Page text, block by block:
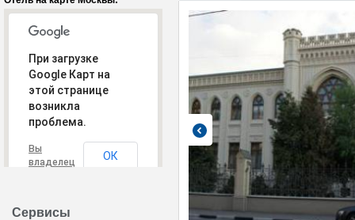
При загрузке
Google Карт на
этой странице
возникла
проблема.
Вы
владелец
ОК
Сервисы